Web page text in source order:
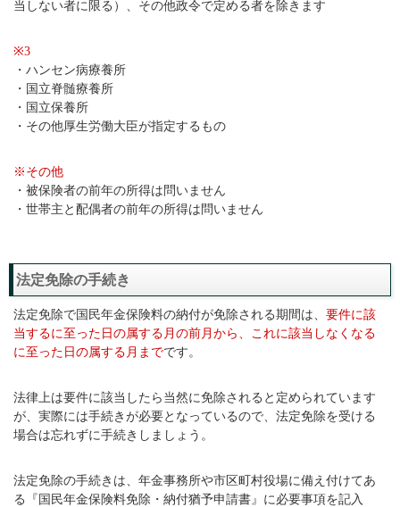
当しない者に限る）、その他政令で定める者を除きます
※3
・ハンセン病療養所
・国立脊髄療養所
・国立保養所
・その他厚生労働大臣が指定するもの
※その他
・被保険者の前年の所得は問いません
・世帯主と配偶者の前年の所得は問いません
法定免除の手続き
法定免除で国民年金保険料の納付が免除される期間は、 要件に該
当するに至った日の属する月の前月から、これに該当しなくなる
に至った日の属する月までです。
法律上は要件に該当したら当然に免除されると定められています
が、実際には手続きが必要となっているので、法定免除を受ける
場合は忘れずに手続きしましょう。
法定免除の手続きは、年金事務所や市区町村役場に備え付けてあ
る『国民年金保険料免除・納付猶予申請書』に必要事項を記入